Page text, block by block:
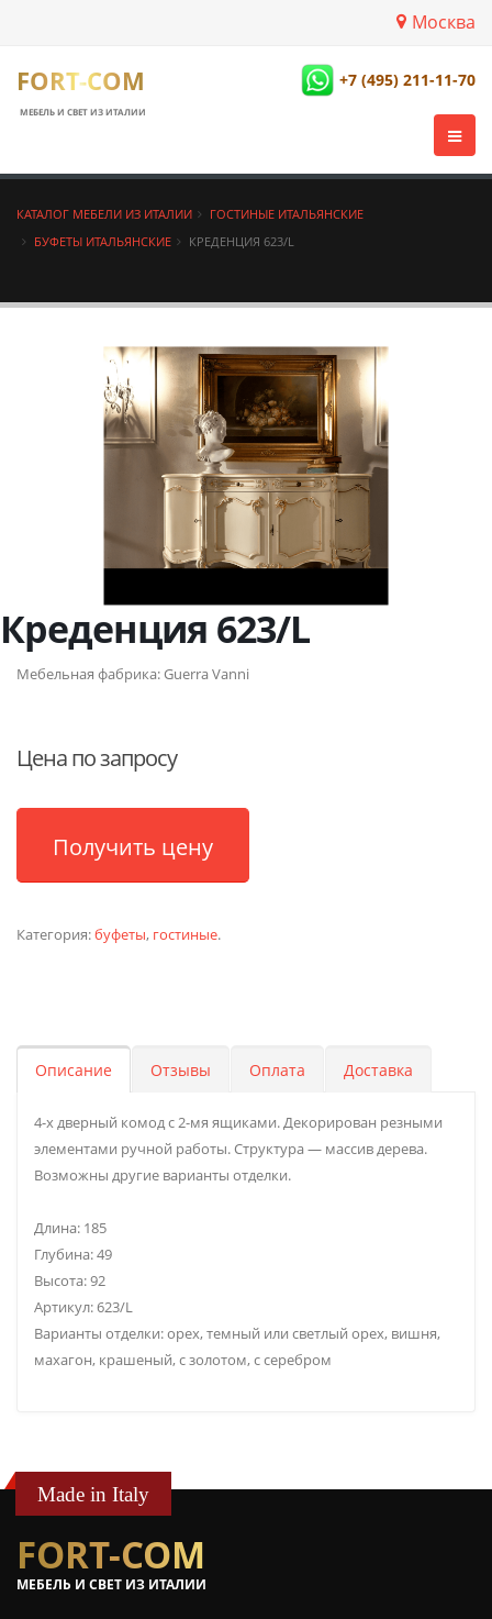
Москва
FORT-COM
МЕБЕЛЬ И СВЕТ ИЗ ИТАЛИИ
+7 (495) 211-11-70
КАТАЛОГ МЕБЕЛИ ИЗ ИТАЛИИ
ГОСТИНЫЕ ИТАЛЬЯНСКИЕ
БУФЕТЫ ИТАЛЬЯНСКИЕ
КРЕДЕНЦИЯ 623/L
Креденция 623/L
Мебельная фабрика:Guerra Vanni
Цена по запросу
Получить цену
Категория:буфеты, гостиные.
Описание Отзывы Оплата Доставка
4-х дверный комод с 2-мя ящиками. Декорирован резными
элементами ручной работы. Структура — массив дерева.
Возможны другие варианты отделки.
Длина: 185
Глубина: 49
Высота: 92
Артикул: 623/L
Варианты отделки: орех, темный или светлый орех, вишня,
махагон, крашеный, с золотом, с серебром
Made in Italy
FORT-COM
МЕБЕЛЬ И СВЕТ ИЗ ИТАЛИИ